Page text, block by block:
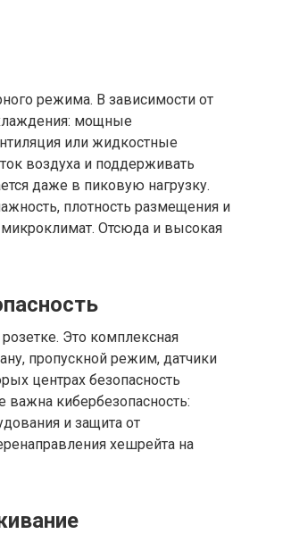
режима. В зависимости от
мощные
или жидкостные
воздуха и поддерживать
даже в пиковую нагрузку.
плотность размещения и
Отсюда и высокая
Это комплексная
пропускной режим, датчики
центрах безопасность
важна кибербезопасность:
и защита от
хешрейта на